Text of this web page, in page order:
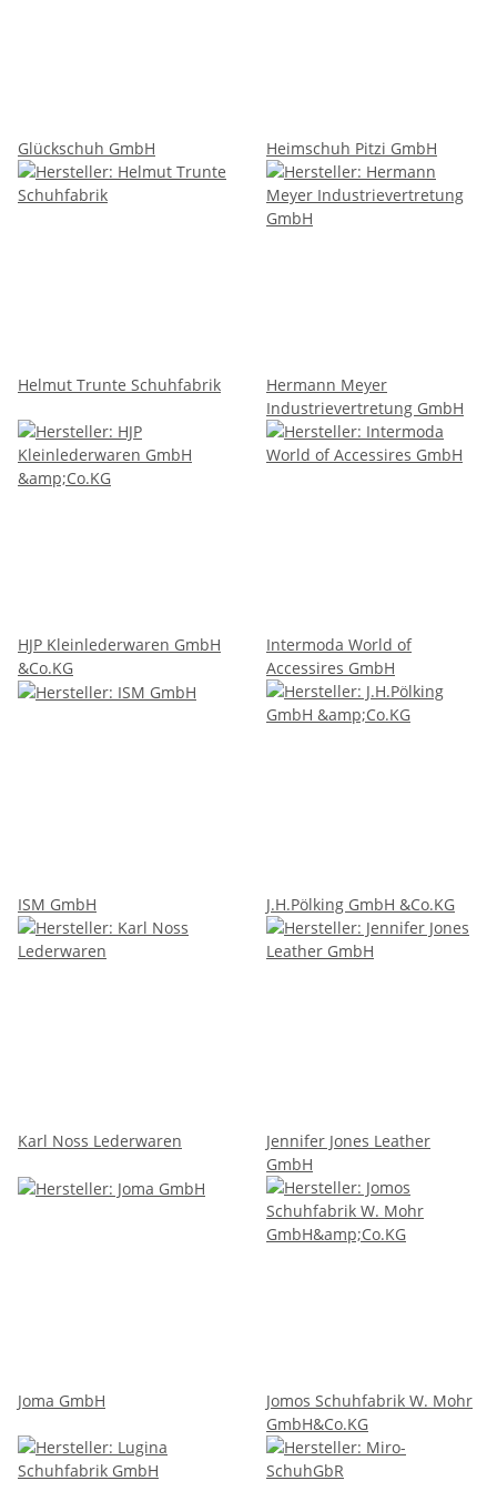
Glückschuh GmbH Heimschuh Pitzi GmbH
Helmut Trunte Schuhfabrik
Hermann Meyer
Industrievertretung GmbH
HJP Kleinlederwaren GmbH
&Co.KG
Intermoda World of
Accessires GmbH
ISM GmbH J.H.Pölking GmbH &Co.KG
Karl Noss Lederwaren
Jennifer Jones Leather
GmbH
Joma GmbH
Jomos Schuhfabrik W. Mohr
GmbH&Co.KG